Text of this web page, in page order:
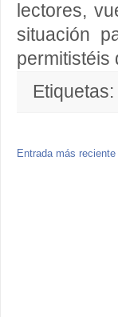
lectores,
situación
permitistéis
Etiquetas:
Entrada más reciente